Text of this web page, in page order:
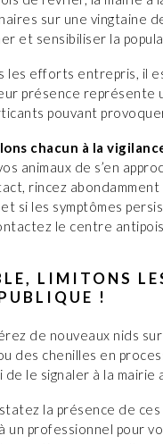
sur une vingtaine
et sensibiliser la
les efforts entrepris, il
présence représente
pouvant
chacun à la
animaux de s’en
rincez
si les symptômes
le centre
LIMITONS
!
de nouveaux nids
des chenilles en
de le signaler à la
la présence de
un professionnel pour